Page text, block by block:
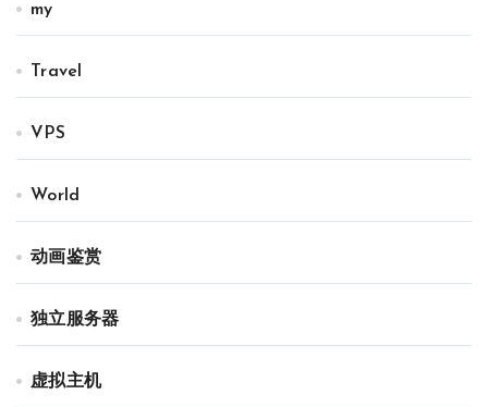
my
Travel
VPS
World
动画鉴赏
独立服务器
虚拟主机